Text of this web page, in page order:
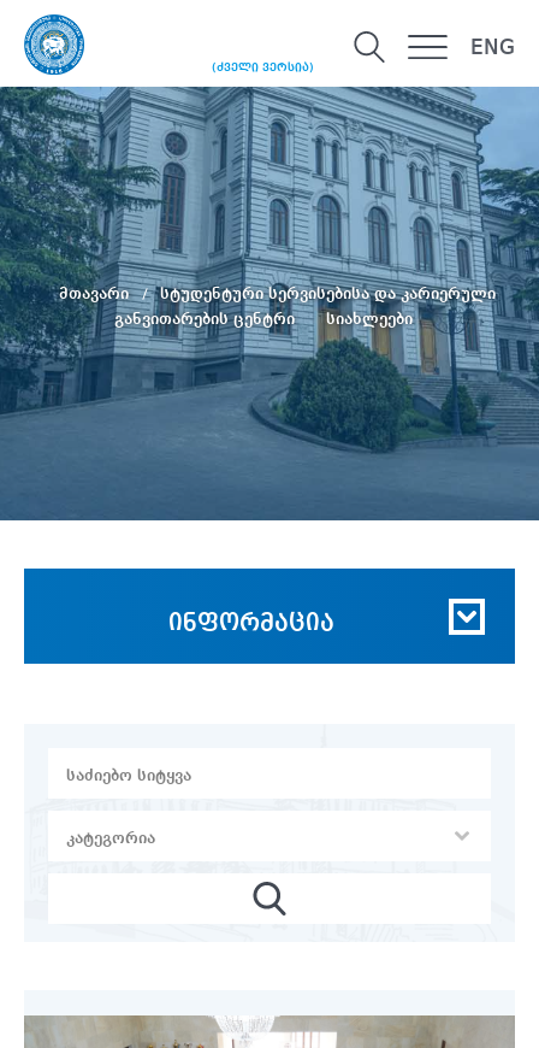
(ძველი ვერსია)
ENG
მთავარი
სტუდენტური სერვისებისა და კარიერული
განვითარების ცენტრი
სიახლეები
ინფორმაცია